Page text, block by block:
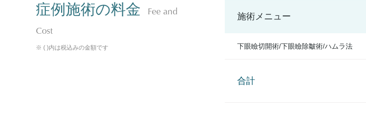
症例施術の料金
Fee and
Cost
※ ( )内は税込みの金額です
施術メニュー
下眼瞼切開術/下眼瞼除皺術/ハムラ法
合計